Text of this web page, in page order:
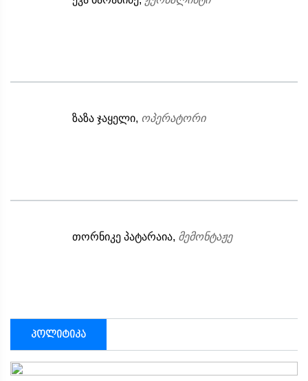
ზაზა ჯაყელი, ოპერატორი
თორნიკე პატარაია, მემონტაჟე
პოლიტიკა